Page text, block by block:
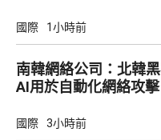
國際 1小時前
南韓網絡公司：北韓
AI用於自動化網絡攻擊
國際 3小時前